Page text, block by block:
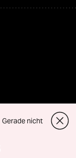
Gerade nicht